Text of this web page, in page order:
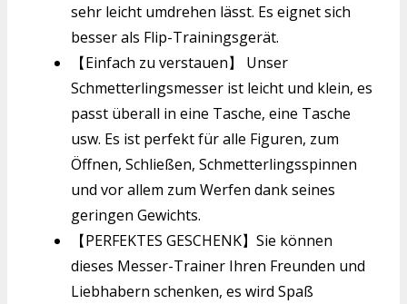
sehr leicht umdrehen lässt. Es eignet sich
besser als Flip-Trainingsgerät.
【Einfach zu verstauen】 Unser
Schmetterlingsmesser ist leicht und klein, es
passt überall in eine Tasche, eine Tasche
usw. Es ist perfekt für alle Figuren, zum
Öffnen, Schließen, Schmetterlingsspinnen
und vor allem zum Werfen dank seines
geringen Gewichts.
【PERFEKTES GESCHENK】Sie können
dieses Messer-Trainer Ihren Freunden und
Liebhabern schenken, es wird Spaß